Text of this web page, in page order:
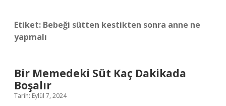
Etiket: Bebeği sütten kestikten sonra anne ne
yapmalı
Bir Memedeki Süt Kaç Dakikada
Boşalır
Tarih: Eylül 7, 2024